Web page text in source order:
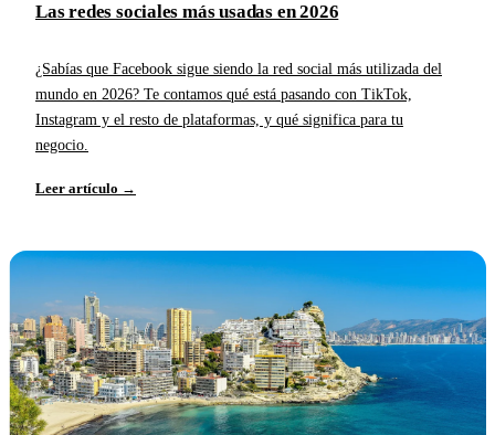
Las redes sociales más usadas en 2026
¿Sabías que Facebook sigue siendo la red social más utilizada del
mundo en 2026? Te contamos qué está pasando con TikTok,
Instagram y el resto de plataformas, y qué significa para tu
negocio.
Leer artículo →